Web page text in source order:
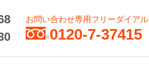
お問い合わせ専用フリーダイアル
®0120-7-37415